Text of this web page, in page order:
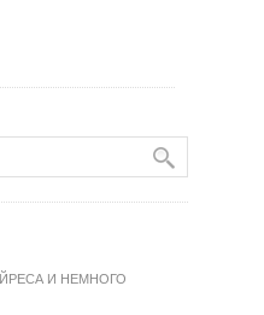
И НЕМНОГО